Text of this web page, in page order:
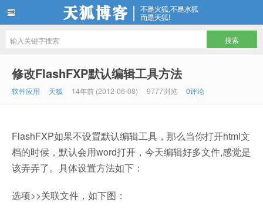
修改FlashFXP默认编辑工具方法
软件应用 天狐 14年前 (2012-06-08) 9777浏览 0评论
FlashFXP如果不设置默认编辑工具，那么当你打开html文
档的时候，默认会用word打开，今天编辑好多文件,感觉是
该弄弄了。具体设置方法如下：
选项>>关联文件，如下图：